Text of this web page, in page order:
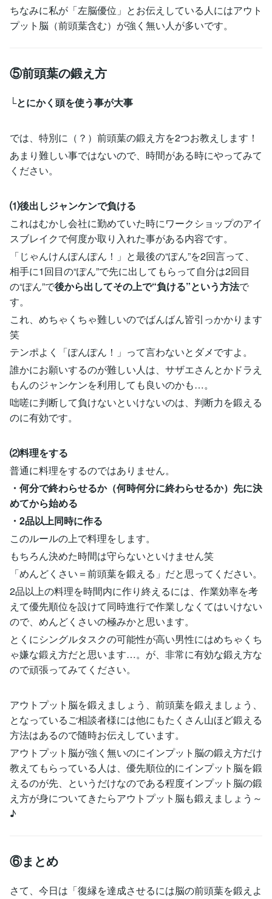
ちなみに私が「左脳優位」とお伝えしている人にはアウト
プット脳（前頭葉含む）が強く無い人が多いです。
⑤前頭葉の鍛え方
└とにかく頭を使う事が大事
では、特別に（？）前頭葉の鍛え方を2つお教えします！
あまり難しい事ではないので、時間がある時にやってみて
ください。
⑴後出しジャンケンで負ける
これはむかし会社に勤めていた時にワークショップのアイ
スブレイクで何度か取り入れた事がある内容です。
「じゃんけんぽんぽん！」と最後の“ぽん”を2回言って、
相手に1回目の“ぽん”で先に出してもらって自分は2回目
の“ぽん”で後から出してその上で“負ける”という方法で
す。
これ、めちゃくちゃ難しいのでばんばん皆引っかかります
笑
テンポよく「ぽんぽん！」って言わないとダメですよ。
誰かにお願いするのが難しい人は、サザエさんとかドラえ
もんのジャンケンを利用しても良いのかも…。
咄嗟に判断して負けないといけないのは、判断力を鍛える
のに有効です。
⑵料理をする
普通に料理をするのではありません。
・何分で終わらせるか（何時何分に終わらせるか）先に決
めてから始める
・2品以上同時に作る
このルールの上で料理をします。
もちろん決めた時間は守らないといけません笑
「めんどくさい＝前頭葉を鍛える」だと思ってください。
2品以上の料理を時間内に作り終えるには、作業効率を考
えて優先順位を設けて同時進行で作業しなくてはいけない
ので、めんどくさいの極みかと思います。
とくにシングルタスクの可能性が高い男性にはめちゃくち
ゃ嫌な鍛え方だと思います…。が、非常に有効な鍛え方な
ので頑張ってみてください。
アウトプット脳を鍛えましょう、前頭葉を鍛えましょう、
となっているご相談者様には他にもたくさん山ほど鍛える
方法はあるので随時お伝えしています。
アウトプット脳が強く無いのにインプット脳の鍛え方だけ
教えてもらっている人は、優先順位的にインプット脳を鍛
えるのが先、というだけなのである程度インプット脳の鍛
え方が身についてきたらアウトプット脳も鍛えましょう～
♪
⑥まとめ
さて、今日は「復縁を達成させるには脳の前頭葉を鍛えよ